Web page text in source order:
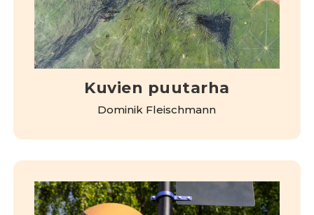
Kuvien puutarha
Dominik Fleischmann